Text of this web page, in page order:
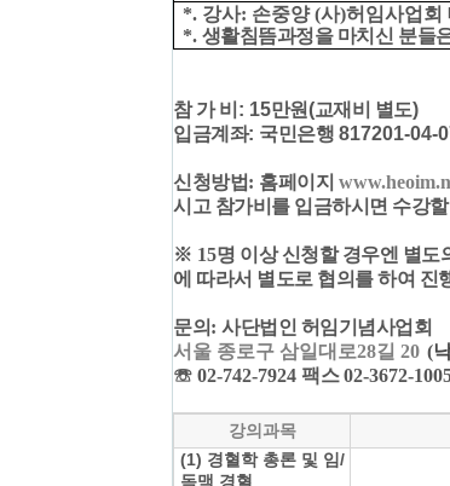
*. 강사: 손중양(사)허임사업회
*. ​ 생활침뜸과정을 마치신 분들
참 가 비 : 15만원(교재비 별도)
입금계좌: 국민은행 817201-04-
신청방법: 홈페이지
시고 참가비를 입금하시면 수강
※ 15명 이상 신청할 경우엔 별도
에 따라서 별도로 협의를 하여 진
문의 :사단법인 허임기념사업회
서울 종로구 삼일대로28길 20 (
☏ 02-742-7924 팩스02-3672-
강의과목
(1) 경혈학 총론 및 임/
독맥 경혈